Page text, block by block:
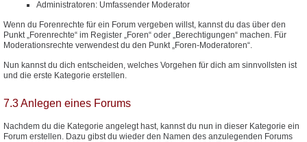
Administratoren: Umfassender Moderator
Wenn du Forenrechte für ein Forum vergeben willst, kannst du das über den
Punkt „Forenrechte“ im Register „Foren“ oder „Berechtigungen“ machen. Für
Moderationsrechte verwendest du den Punkt „Foren-Moderatoren“.
Nun kannst du dich entscheiden, welches Vorgehen für dich am sinnvollsten ist
und die erste Kategorie erstellen.
7.3 Anlegen eines Forums
Nachdem du die Kategorie angelegt hast, kannst du nun in dieser Kategorie ein
Forum erstellen. Dazu gibst du wieder den Namen des anzulegenden Forums